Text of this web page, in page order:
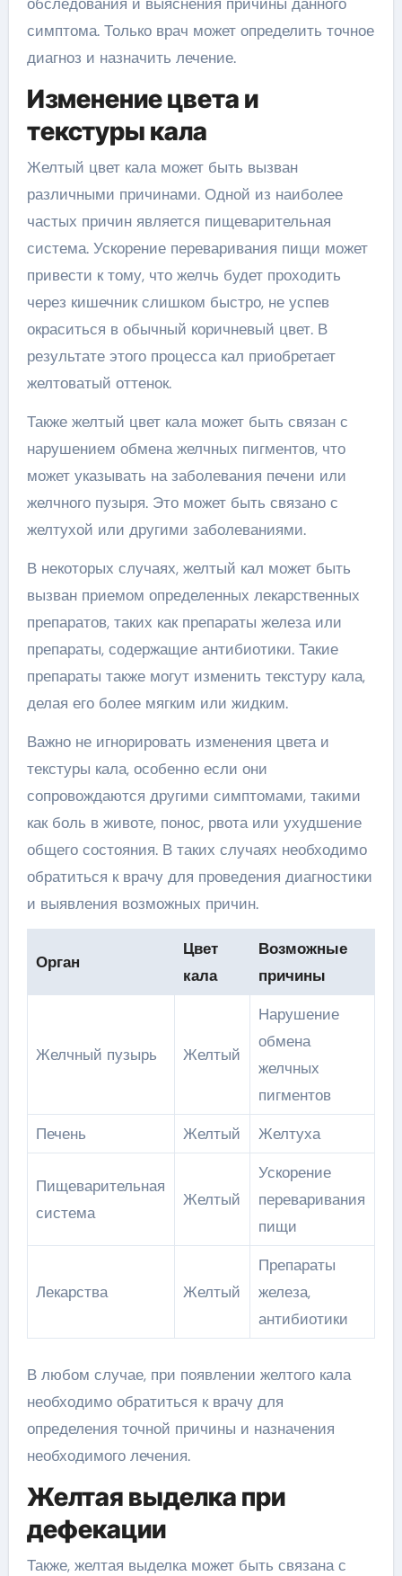
симптома. Только врач может определить точное
диагноз и назначить лечение.
Изменение цвета и
текстуры кала
Желтый цвет кала может быть вызван
различными причинами. Одной из наиболее
частых причин является пищеварительная
система. Ускорение переваривания пищи может
привести к тому, что желчь будет проходить
через кишечник слишком быстро, не успев
окраситься в обычный коричневый цвет. В
результате этого процесса кал приобретает
желтоватый оттенок.
Также желтый цвет кала может быть связан с
нарушением обмена желчных пигментов, что
может указывать на заболевания печени или
желчного пузыря. Это может быть связано с
желтухой или другими заболеваниями.
В некоторых случаях, желтый кал может быть
вызван приемом определенных лекарственных
препаратов, таких как препараты железа или
препараты, содержащие антибиотики. Такие
препараты также могут изменить текстуру кала,
делая его более мягким или жидким.
Важно не игнорировать изменения цвета и
текстуры кала, особенно если они
сопровождаются другими симптомами, такими
как боль в животе, понос, рвота или ухудшение
общего состояния. В таких случаях необходимо
обратиться к врачу для проведения диагностики
и выявления возможных причин.
Орган
Цвет
кала
Возможные
причины
Желчный пузырь Желтый
Нарушение
обмена
желчных
пигментов
Печень
Желтый Желтуха
Пищеварительная
система
Желтый
Ускорение
переваривания
пищи
Лекарства Желтый
Препараты
железа,
антибиотики
В любом случае, при появлении желтого кала
необходимо обратиться к врачу для
определения точной причины и назначения
необходимого лечения.
Желтая выделка при
дефекации
Также, желтая выделка может быть связана с